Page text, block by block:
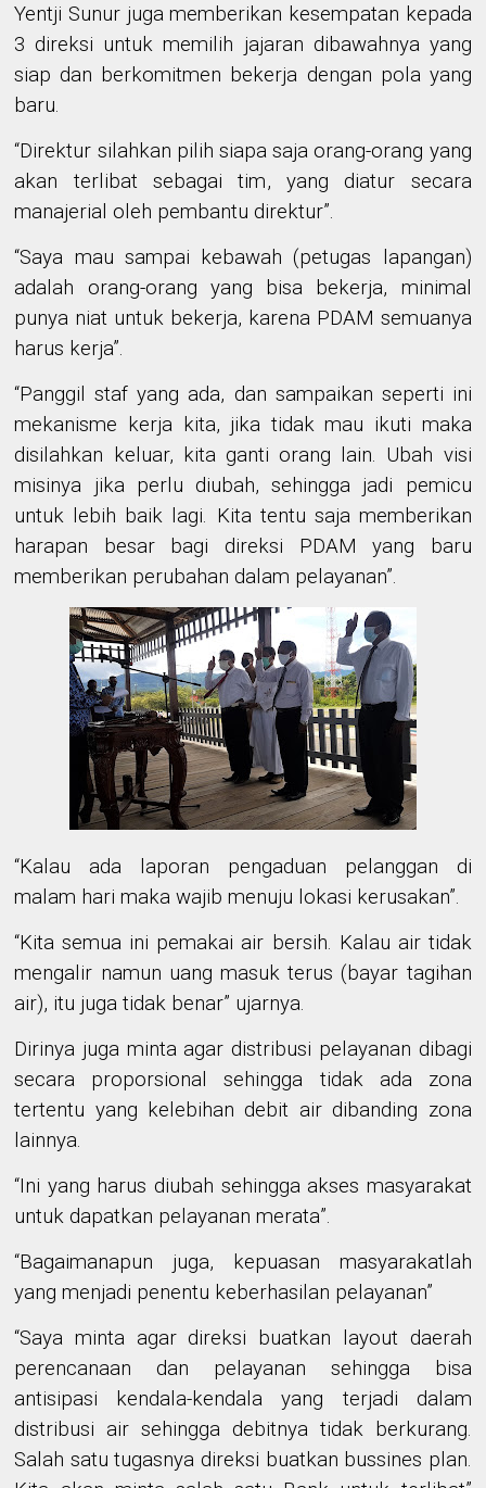
Yentji Sunur juga memberikan kesempatan kepada
3 direksi untuk memilih jajaran dibawahnya yang
siap dan berkomitmen bekerja dengan pola yang
baru.
“Direktur silahkan pilih siapa saja orang-orang yang
akan terlibat sebagai tim, yang diatur secara
manajerial oleh pembantu direktur”.
“Saya mau sampai kebawah (petugas lapangan)
adalah orang-orang yang bisa bekerja, minimal
punya niat untuk bekerja, karena PDAM semuanya
harus kerja”.
“Panggil staf yang ada, dan sampaikan seperti ini
mekanisme kerja kita, jika tidak mau ikuti maka
disilahkan keluar, kita ganti orang lain. Ubah visi
misinya jika perlu diubah, sehingga jadi pemicu
untuk lebih baik lagi. Kita tentu saja memberikan
harapan besar bagi direksi PDAM yang baru
memberikan perubahan dalam pelayanan”.
“Kalau ada laporan pengaduan pelanggan di
malam hari maka wajib menuju lokasi kerusakan”.
“Kita semua ini pemakai air bersih. Kalau air tidak
mengalir namun uang masuk terus (bayar tagihan
air), itu juga tidak benar” ujarnya.
Dirinya juga minta agar distribusi pelayanan dibagi
secara proporsional sehingga tidak ada zona
tertentu yang kelebihan debit airdibanding zona
lainnya.
“Ini yang harus diubah sehingga akses masyarakat
untuk dapatkan pelayanan merata”.
“Bagaimanapun juga, kepuasan masyarakatlah
yang menjadi penentu keberhasilan pelayanan”
“Saya minta agar direksi buatkan layout daerah
perencanaan dan pelayanan sehingga bisa
antisipasi kendala-kendala yang terjadi dalam
distribusi air sehingga debitnya tidak berkurang.
Salah satu tugasnya direksi buatkan bussines plan.